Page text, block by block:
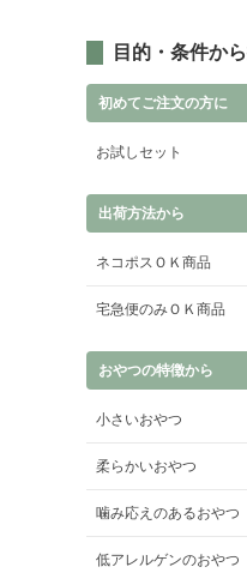
目的・条件か
初めてご注文の方に
お試しセット
出荷方法から
ネコポスＯＫ商品
宅急便のみＯＫ商品
おやつの特徴から
小さいおやつ
柔らかいおやつ
噛み応えのあるおやつ
低アレルゲンのおやつ